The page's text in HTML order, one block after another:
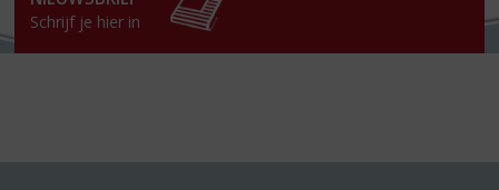
Schrijf je hier in